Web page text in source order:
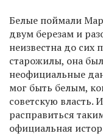
Белые поймали
двум березам и
неизвестна до сих
старожилы, она
неофициальные
мог быть белым,
советскую власть.
расправиться
официальная